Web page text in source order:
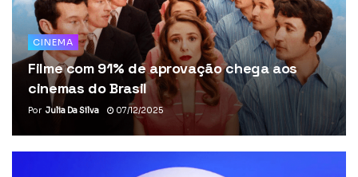
CINEMA
Filme com 91% de aprovação chega aos
cinemas do Brasil
Por Julia Da Silva 07/12/2025